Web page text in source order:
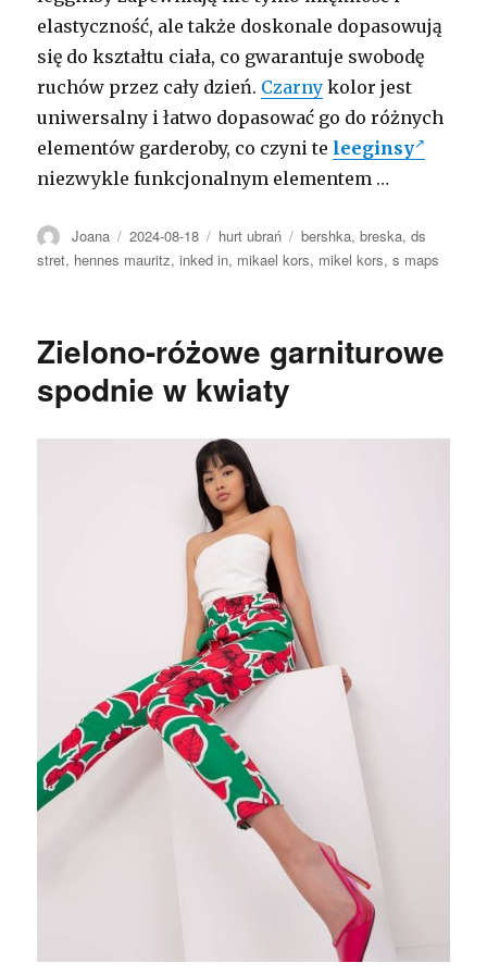
elastyczność, ale także doskonale dopasowują
się do kształtu ciała, co gwarantuje swobodę
ruchów przez cały dzień. Czarny kolor jest
uniwersalny i łatwo dopasować go do różnych
elementów garderoby, co czyni te leeginsy
niezwykle funkcjonalnym elementem …
Autor
Joana Opublikowano
2024-08-18 Kategorie
hurt ubrań Tagi
bershka,breska,ds
stret, hennes mauritz,inked in, mikael kors, mikel kors,s maps
Zielono-różowe garniturowe
spodnie w kwiaty